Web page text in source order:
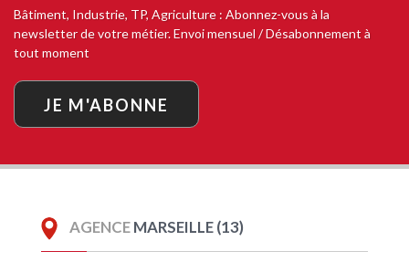
Bâtiment, Industrie, TP, Agriculture : Abonnez-vous à la
newsletter de votre métier. Envoi mensuel / Désabonnement à
tout moment
JE M'ABONNE
AGENCEMARSEILLE (13)